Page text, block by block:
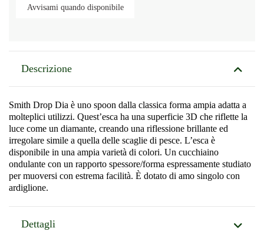
Descrizione
Smith Drop Dia è uno spoon dalla classica forma ampia adatta a
molteplici utilizzi. Quest’esca ha una superficie 3D che riflette la
luce come un diamante, creando una riflessione brillante ed
irregolare simile a quella delle scaglie di pesce. L’esca è
disponibile in una ampia varietà di colori. Un cucchiaino
ondulante con un rapporto spessore/forma espressamente studiato
per muoversi con estrema facilità. È dotato di amo singolo con
ardiglione.
Dettagli